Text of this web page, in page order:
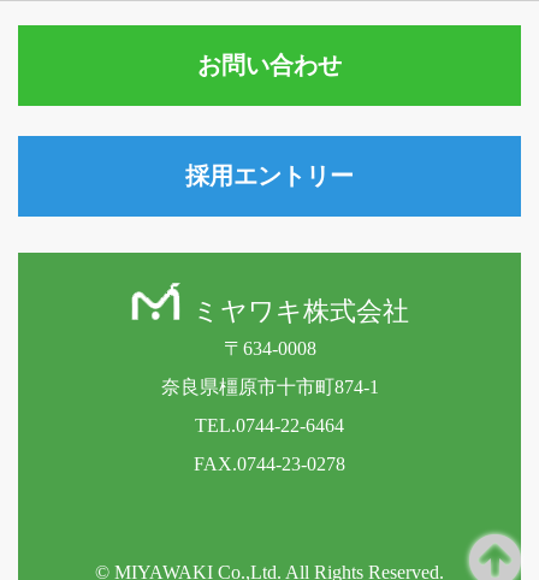
ミヤワキ株式会社
〒634-0008
奈良県橿原市十市町874-1
TEL.0744-22-6464
FAX.0744-23-0278
© MIYAWAKI Co.,Ltd. All Rights Reserved.
お問い合わせ
採用エントリー